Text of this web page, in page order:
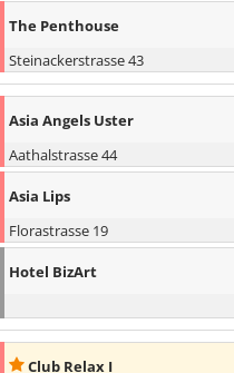
The Penthouse
Steinackerstrasse 43
Asia Angels Uster
Aathalstrasse 44
Asia Lips
Florastrasse 19
Hotel BizArt
Club Relax I